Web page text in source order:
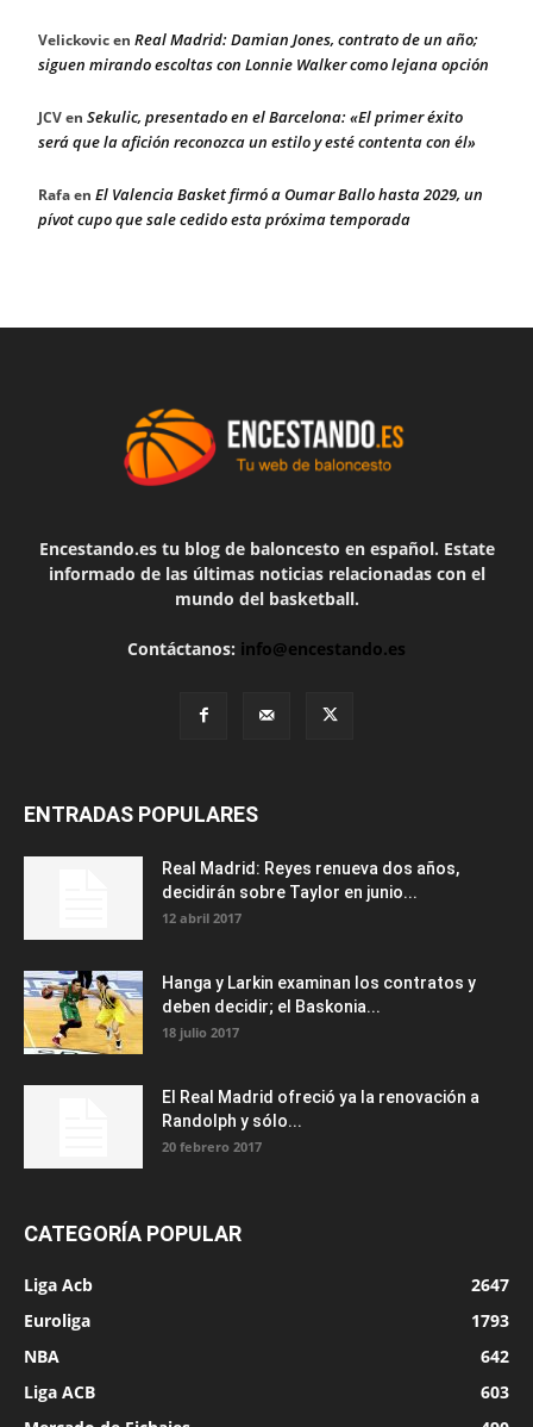
Velickovicen Real Madrid: Damian Jones, contrato de un año;
siguen mirando escoltas con Lonnie Walker como lejana opción
JCVen Sekulic, presentado en el Barcelona: «El primer éxito
será que la afición reconozca un estilo y esté contenta con él»
Rafaen El Valencia Basket firmó a Oumar Ballo hasta 2029, un
pívot cupo que sale cedido esta próxima temporada
Encestando.es tu blog de baloncesto en español. Estate
informado de las últimas noticias relacionadas con el
mundo del basketball.
Contáctanos: info@encestando.es
ENTRADAS POPULARES
Real Madrid: Reyes renueva dos años,
decidirán sobre Taylor en junio...
12 abril 2017
Hanga y Larkin examinan los contratos y
deben decidir; el Baskonia...
18 julio 2017
El Real Madrid ofreció ya la renovación a
Randolph y sólo...
20 febrero 2017
CATEGORÍA POPULAR
Liga Acb
2647
Euroliga
1793
NBA
642
Liga ACB
603